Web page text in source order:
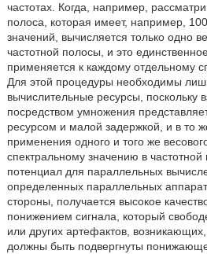
частотах. Когда, например,
полоса, которая имеет, например,
значений, вычисляется только одно
частотной полосы, и это
применяется к каждому отдельному
Для этой процедуры необходимы
вычислительные ресурсы, поскольку
посредством умножения
ресурсом и малой задержкой, и в то
применения одного и того же
спектральному значению в
потенциал для параллельных
определенных параллельных
стороны, получается высокое
понижением сигнала, который
или других артефактов,
должны быть подвергнуты